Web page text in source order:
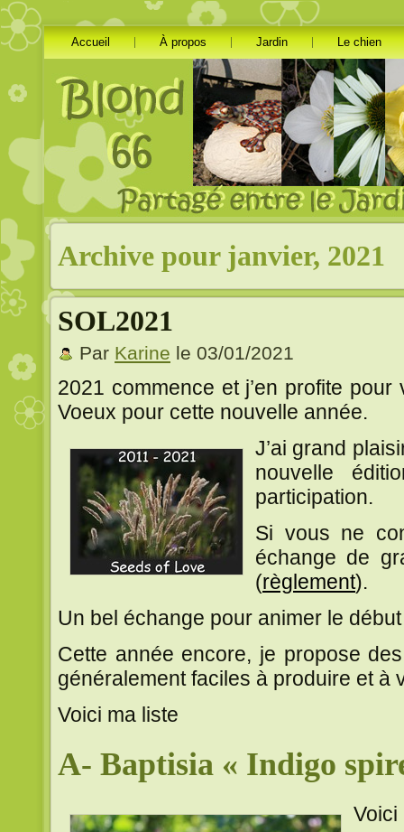
Accueil À propos Jardin Le chien
Archive pour janvier, 2021
SOL2021
Par Karine le 03/01/2021
2021 commence et j’en profite
Voeux pour cette nouvelle année.
J’ai grand
nouvelle
participation.
Si vous ne
échange de
(règlement).
Un bel échange pour animer le début
Cette année encore, je propose
généralement faciles à produire et à
Voici ma liste
A- Baptisia « Indigo
Voici